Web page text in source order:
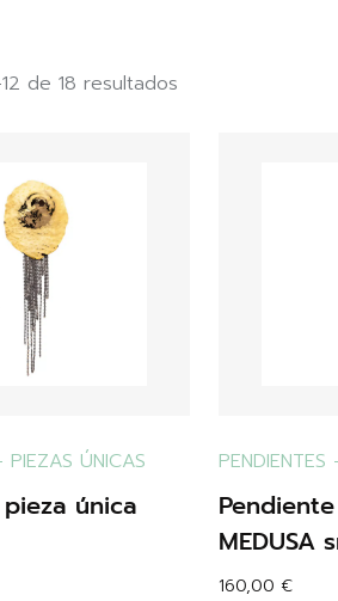
de 18 resultados
PIEZAS ÚNICAS
única
PENDIENTES
MEDUSA
160,00 €